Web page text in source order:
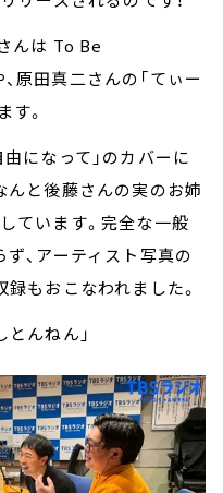
んは To Be
原田真二さんの「てぃー
す。
になって」のカバーに
んと後藤さんの実のお姉
ています。完全な一般
、アーティスト写真の
もおこなわれました。
んねん」